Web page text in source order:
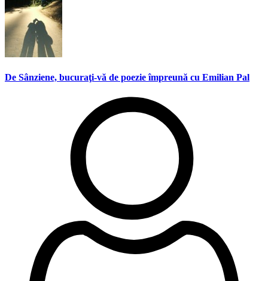
De Sânziene, bucuraţi-vă de poezie împreună cu Emilian Pal